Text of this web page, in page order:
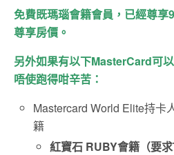
免費既瑪瑙會籍會員，已經尊享
尊享房價。
另外如果有以下MasterCard可
唔使跑得咁辛苦：
Mastercard World Elite持卡
籍
紅寶石 RUBY會籍 （要求